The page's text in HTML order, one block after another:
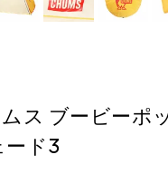
ス ブービーポ
ード3